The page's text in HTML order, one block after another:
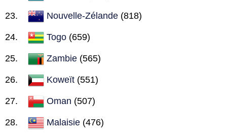
Nouvelle-Zélande (818)
Togo (659)
Zambie (565)
Koweït (551)
Oman (507)
Malaisie (476)